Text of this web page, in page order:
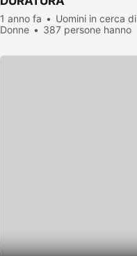
1 anno fa
Uomini in cerca di
Donne
387 persone hanno